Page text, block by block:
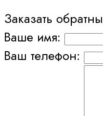
Заказать
Ваше имя:
Ваш телефон: